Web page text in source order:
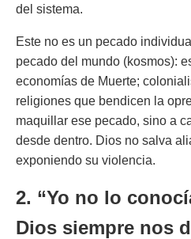
del sistema.
Este no es un pecado
pecado del mundo (kosmos):
economías de Muerte;
religiones que bendicen la
maquillar ese pecado, sino a
desde dentro. Dios no salva
exponiendo su violencia.
2. “Yo no lo
Dios siempre nos